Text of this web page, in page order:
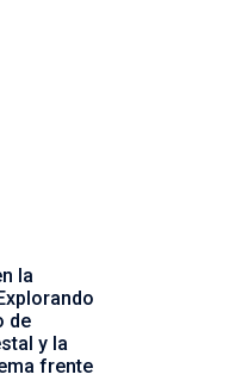
la
de
y la
frente